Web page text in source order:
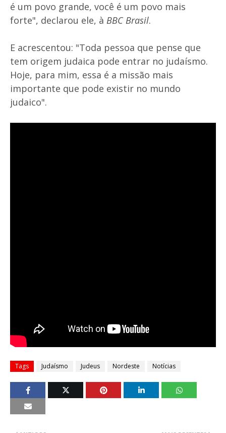
é um povo grande, você é um povo mais
forte", declarou ele, à BBC Brasil.
E acrescentou: "Toda pessoa que pense que
tem origem judaica pode entrar no judaísmo.
Hoje, para mim, essa é a missão mais
importante que pode existir no mundo
judaico".
Tags Judaísmo Judeus Nordeste Notícias